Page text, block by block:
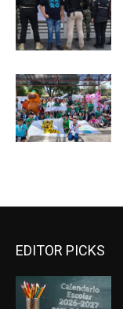
EDITOR PICKS